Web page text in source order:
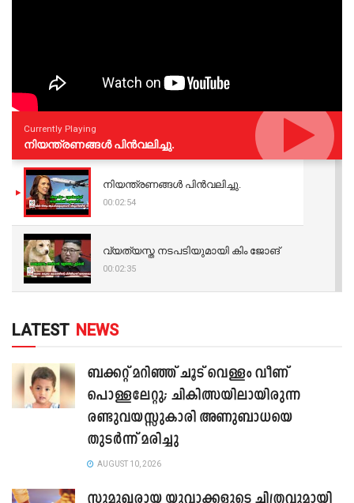
Currently Playing
നിയന്ത്രണങ്ങള്‍ പിന്‍വലിച്ചു.
നിയന്ത്രണങ്ങള്‍ പിന്‍വലിച്ചു.
00:02:54
വ്യത്യസ്ത നടപടിയുമായി കിം ജോങ്
00:02:35
LATEST NEWS
ബക്കറ്റ് മറിഞ്ഞ് ചൂട് വെള്ളം വീണ്
പൊള്ളലേറ്റു; ചികിത്സയിലായിരുന്ന
രണ്ടുവയസ്സുകാരി അണുബാധയെ
തുടർന്ന് മരിച്ചു
AUGUST 10, 2026